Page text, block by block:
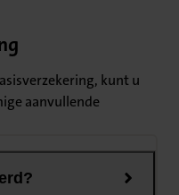
kunt u
aanvullende